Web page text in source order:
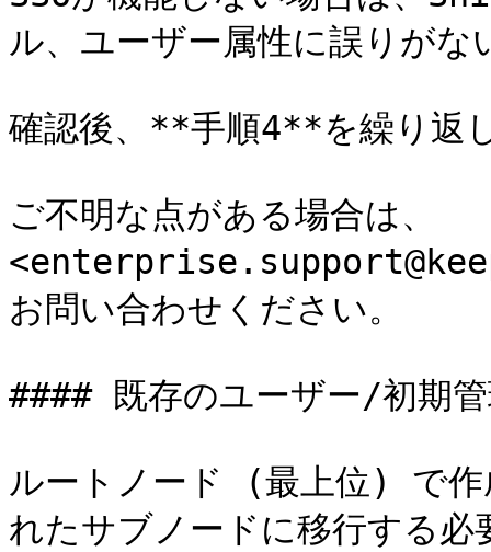
ル、ユーザー属性に誤りが
確認後、**手順4**を繰り返
ご不明な点がある場合は、
お問い合わせください。
#### 既存のユーザー/初期管
ルートノード (最上位) で作
れたサブノードに移行する